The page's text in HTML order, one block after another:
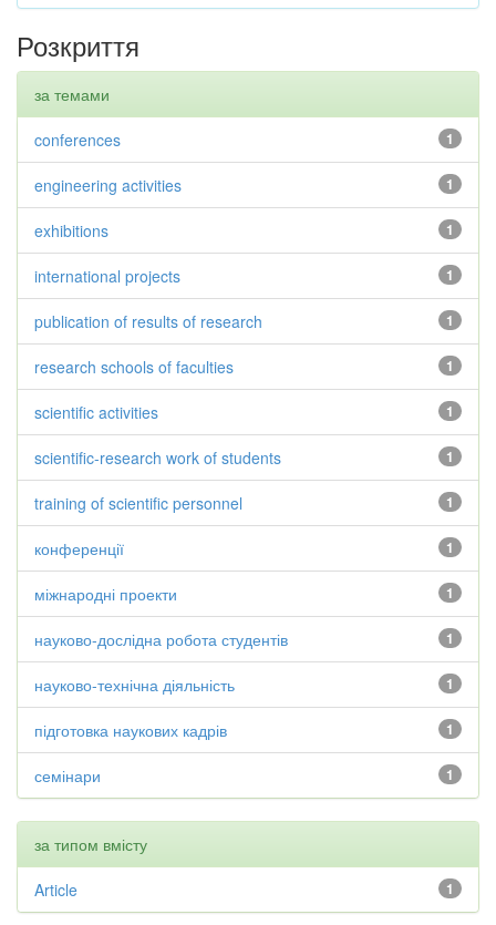
Розкриття
за темами
1
conferences
1
engineering activities
1
exhibitions
1
international projects
1
publication of results of research
1
research schools of faculties
1
scientific activities
1
scientific-research work of students
1
training of scientific personnel
1
конференції
1
міжнародні проекти
1
науково-дослідна робота студентів
1
науково-технічна діяльність
1
підготовка наукових кадрів
1
семінари
за типом вмісту
1
Article